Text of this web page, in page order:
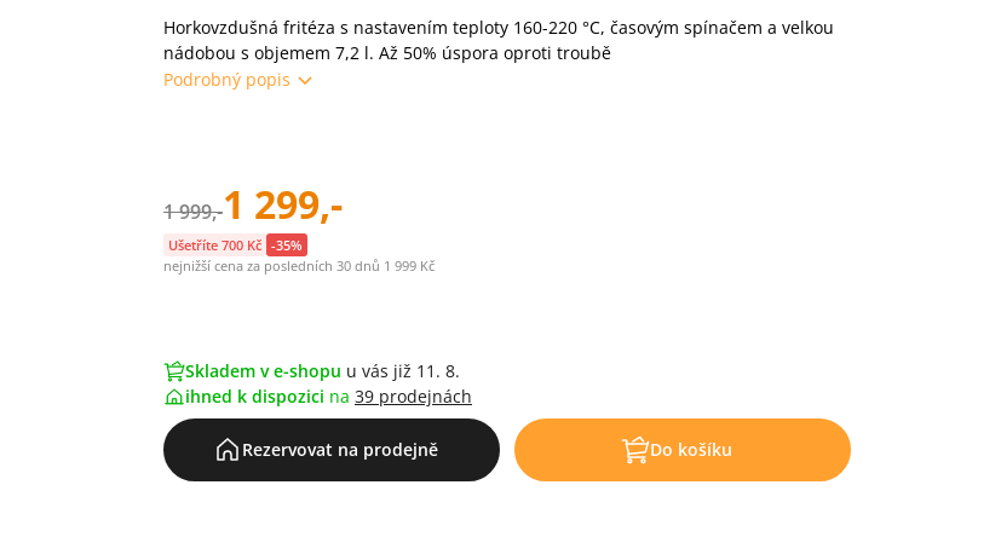
Horkovzdušná fritéza s nastavením teploty 160-220 °C, časovým spínačem a velkou
nádobou s objemem 7,2 l. Až 50% úspora oproti troubě
Podrobný popis
1 999,-1 299,-
Ušetříte 700 Kč -35%
nejnižší cena za posledních 30 dnů 1 999 Kč
Skladem v e-shopu u vás již 11. 8.
ihned k dispozici na 39 prodejnách
Rezervovat na prodejně Do košíku